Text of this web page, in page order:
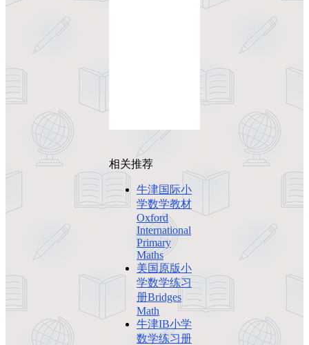
相关推荐
牛津国际小
学数学教材
Oxford
International
Primary
Maths
美国原版小
学数学练习
册Bridges
Math
牛津IB小学
数学练习册